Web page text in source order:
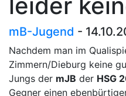
mB-Jugend -
Nachdem man im
Zimmern/Dieburg keine
Jungs der mJB der HSG
Gegner einen